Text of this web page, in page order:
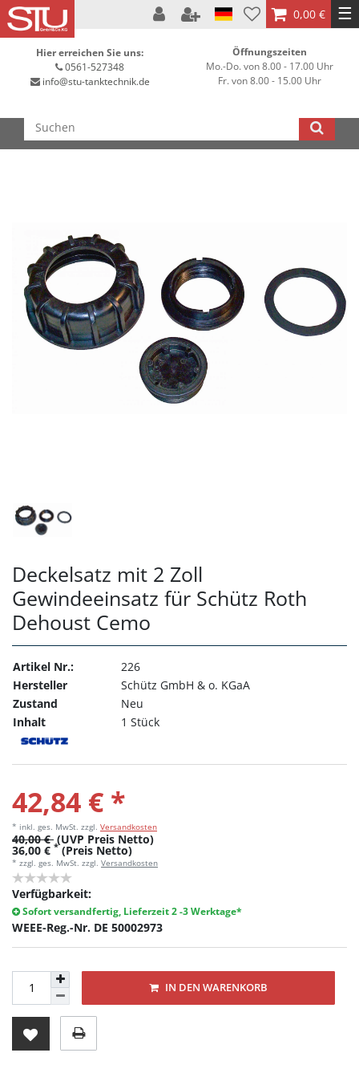
0,00 € ☰
Hier erreichen Sie uns:
0561-527348
info@stu-tanktechnik.de
Öffnungszeiten
Mo.-Do. von 8.00 - 17.00 Uhr
Fr. von 8.00 - 15.00 Uhr
Deckelsatz mit 2 Zoll
Gewindeeinsatz für Schütz Roth
Dehoust Cemo
Artikel Nr.:
226
Hersteller
Schütz GmbH & o. KGaA
Zustand
Neu
Inhalt
1 Stück
42,84 € *
* inkl. ges. MwSt. zzgl. Versandkosten
40,00 € (UVP Preis Netto)
36,00 € * (Preis Netto)
* zzgl. ges. MwSt. zzgl. Versandkosten
Verfügbarkeit:
Sofort versandfertig, Lieferzeit 2 -3 Werktage*
WEEE-Reg.-Nr. DE 50002973
IN DEN WARENKORB